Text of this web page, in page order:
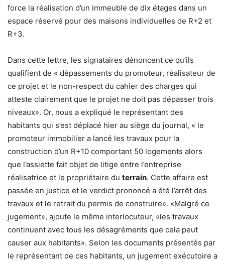
force la réalisation d’un immeuble de dix étages dans un
espace réservé pour des maisons individuelles de R+2 et
R+3.
Dans cette lettre, les signataires dénoncent ce qu’ils
qualifient de « dépassements du promoteur, réalisateur de
ce projet et le non-respect du cahier des charges qui
atteste clairement que le projet ne doit pas dépasser trois
niveaux». Or, nous a expliqué le représentant des
habitants qui s’est déplacé hier au siège du journal, « le
promoteur immobilier a lancé les travaux pour la
construction d’un R+10 comportant 50 logements alors
que l’assiette fait objet de litige entre l’entreprise
réalisatrice et le propriétaire du terrain. Cette affaire est
passée en justice et le verdict prononcé a été l’arrêt des
travaux et le retrait du permis de construire». «Malgré ce
jugement», ajoute le même interlocuteur, «les travaux
continuent avec tous les désagréments que cela peut
causer aux habitants». Selon les documents présentés par
le représentant de ces habitants, un jugement exécutoire a